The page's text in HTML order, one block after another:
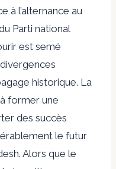
à l’alternance au
Parti national
est semé
historique. La
former une
des succès
le futur
Alors que le